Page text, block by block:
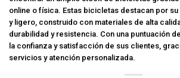
online o física. Estas bicicletas destacan por
y ligero, construido con materiales de alta
durabilidad y resistencia. Con una puntuación
la confianza y satisfacción de sus clientes,
servicios y atención personalizada.